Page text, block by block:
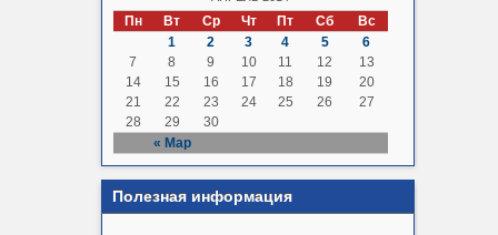
Пн Вт Ср Чт Пт Сб Вс
« Мар
1 2 3 4 5
6
7
8 9 10 11 12
13
14
15 16 17 18 19
20
21
22 23 24 25 26
27
28
29 30
Полезная информация